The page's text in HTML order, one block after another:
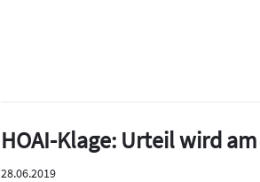
HOAI-Klage: Urteil wird
28.06.2019